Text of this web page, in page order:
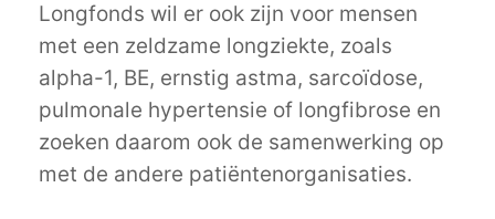
Longfonds wil er ook zijn voor mensen
met een zeldzame longziekte, zoals
alpha-1, BE, ernstig astma, sarcoïdose,
pulmonale hypertensie of longfibrose en
zoeken daarom ook de samenwerking op
met de andere patiëntenorganisaties.